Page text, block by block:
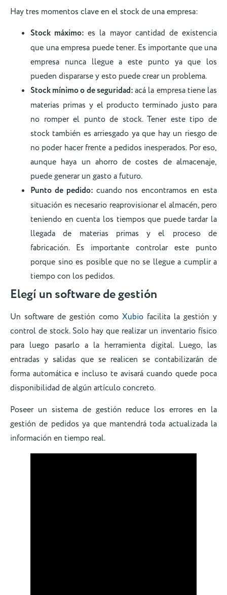
Hay tres momentos clave en el stock de una empresa:
Stock máximo:es la mayor cantidad de existencia
que una empresa puede tener. Es importante que una
empresa nunca llegue a este punto ya que los
pueden dispararse y esto puede crear un problema.
Stock mínimo o de seguridad:acá la empresa tiene las
materias primas y el producto terminado justo para
no romper el punto de stock. Tener este tipo de
stock también es arriesgado ya que hay un riesgo de
no poder hacer frente a pedidos inesperados. Por eso,
aunque haya un ahorro de costes de almacenaje,
puede generar un gasto a futuro.
Punto de pedido: cuando nos encontramos en esta
situación es necesario reaprovisionar el almacén, pero
teniendo en cuenta los tiempos que puede tardar la
llegada de materias primas y el proceso de
fabricación. Es importante controlar este punto
porque sino es posible que no se llegue a cumplir a
tiempo con los pedidos.
Elegí un software de gestión
Un software de gestión como Xubio facilita la gestión y
control de stock. Solo hay que realizar un inventario físico
para luego pasarlo a la herramienta digital. Luego, las
entradas y salidas que se realicen se contabilizarán de
forma automática e incluso te avisará cuando quede poca
disponibilidad de algún artículo concreto.
Poseer un sistema de gestión reduce los errores en la
gestión de pedidos ya que mantendrá toda actualizada la
información en tiempo real.